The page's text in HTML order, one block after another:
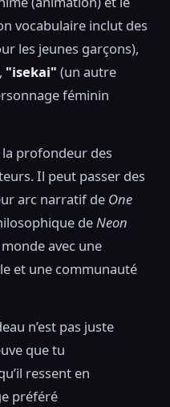
vocabulaire inclut des
les jeunes garçons),
"isekai" (un autre
féminin
profondeur des
Il peut passer des
arc narratif de One
deNeon
monde avec une
et une communauté
n’est pas juste
que tu
ressent en
préféré